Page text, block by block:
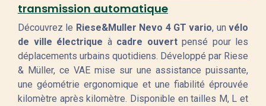
transmission automatique
Découvrez le Riese&Muller Nevo 4 GT vario, un vélo
de ville électrique à cadre ouvertpensé pour les
déplacements urbains quotidiens. Développé par Riese
& Müller, ce VAE mise sur une assistance puissante,
une géométrie ergonomique et une fiabilité éprouvée
kilomètre après kilomètre. Disponible en tailles M, L et